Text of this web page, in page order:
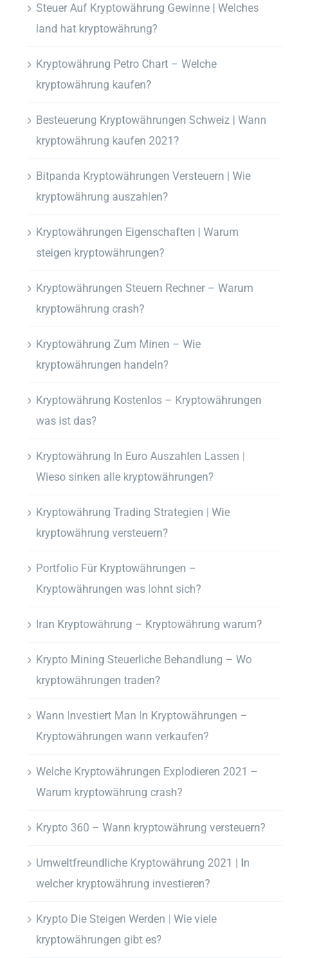
Steuer Auf Kryptowährung Gewinne | Welches
land hat kryptowährung?
Kryptowährung Petro Chart – Welche
kryptowährung kaufen?
Besteuerung Kryptowährungen Schweiz | Wann
kryptowährung kaufen 2021?
Bitpanda Kryptowährungen Versteuern | Wie
kryptowährung auszahlen?
Kryptowährungen Eigenschaften | Warum
steigen kryptowährungen?
Kryptowährungen Steuern Rechner – Warum
kryptowährung crash?
Kryptowährung Zum Minen – Wie
kryptowährungen handeln?
Kryptowährung Kostenlos – Kryptowährungen
was ist das?
Kryptowährung In Euro Auszahlen Lassen |
Wieso sinken alle kryptowährungen?
Kryptowährung Trading Strategien | Wie
kryptowährung versteuern?
Portfolio Für Kryptowährungen –
Kryptowährungen was lohnt sich?
Iran Kryptowährung – Kryptowährung warum?
Krypto Mining Steuerliche Behandlung – Wo
kryptowährungen traden?
Wann Investiert Man In Kryptowährungen –
Kryptowährungen wann verkaufen?
Welche Kryptowährungen Explodieren 2021 –
Warum kryptowährung crash?
Krypto 360 – Wann kryptowährung versteuern?
Umweltfreundliche Kryptowährung 2021 | In
welcher kryptowährung investieren?
Krypto Die Steigen Werden | Wie viele
kryptowährungen gibt es?